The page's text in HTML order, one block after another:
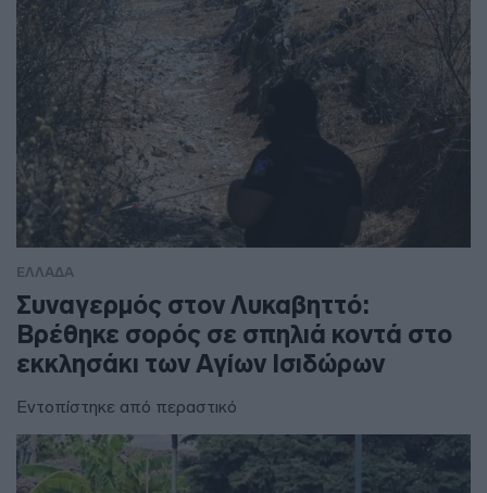
ΕΛΛΑΔΑ
Συναγερμός στον Λυκαβηττό:
Βρέθηκε σορός σε σπηλιά κοντά στο
εκκλησάκι των Αγίων Ισιδώρων
Εντοπίστηκε από περαστικό